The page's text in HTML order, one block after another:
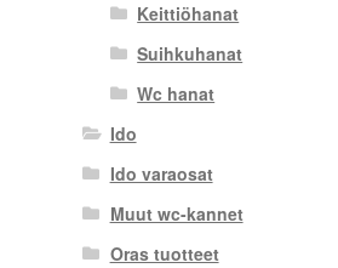
Keittiöhanat
Suihkuhanat
Wc hanat
Ido
Ido varaosat
Muut wc-kannet
Oras tuotteet